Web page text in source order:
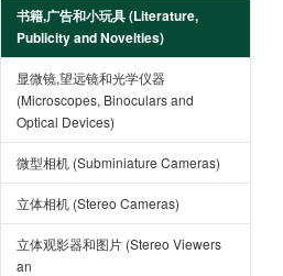
书籍,广告和小玩具 (Literature,
Publicity and Novelties)
显微镜,望远镜和光学仪器
(Microscopes, Binoculars and
Optical Devices)
微型相机 (Subminiature Cameras)
立体相机 (Stereo Cameras)
立体观影器和图片 (Stereo Viewers
an